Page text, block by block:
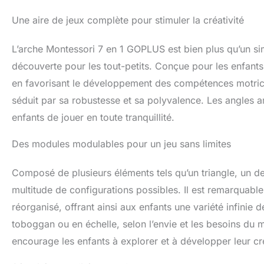
connexions
L'ensemble
Explorez
est livré avec
poignées
jouet d'arche
barres en bois
de triangle
De plus, la
Accompagnez la
créativité, à
rédu.
Une aire de jeux complète pour stimuler la créativité
L’arche Montessori 7 en 1 GOPLUS est bien plus qu’un
découverte pour les tout-petits. Conçue pour les
en favorisant le développement des compétences
séduit par sa robustesse et sa polyvalence. Les angles
enfants de jouer en toute tranquillité.
Des modules modulables pour un jeu sans limites
Composé de plusieurs éléments tels qu’un triangle, un
multitude de configurations possibles. Il est
réorganisé, offrant ainsi aux enfants une variété infinie
toboggan ou en échelle, selon l’envie et les besoins
encourage les enfants à explorer et à développer leur